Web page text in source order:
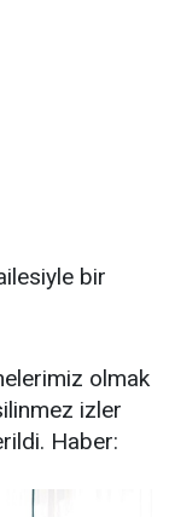
bir
olmak
izler
Haber: